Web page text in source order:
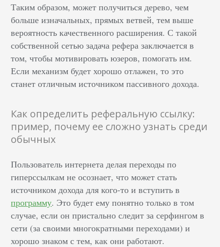
Таким образом, может получиться дерево, чем
больше изначальных, прямых ветвей, тем выше
вероятность качественного расширения. С такой
собственной сетью задача рефера заключается в
том, чтобы мотивировать юзеров, помогать им.
Если механизм будет хорошо отлажен, то это
станет отличным источником пассивного дохода.
Как определить реферальную ссылку:
пример, почему ее сложно узнать среди
обычных
Пользователь интернета делая переходы по
гиперссылкам не осознает, что может стать
источником дохода для кого-то и вступить в
программу. Это будет ему понятно только в том
случае, если он пристально следит за серфингом в
сети (за своими многократными переходами) и
хорошо знаком с тем, как они работают.